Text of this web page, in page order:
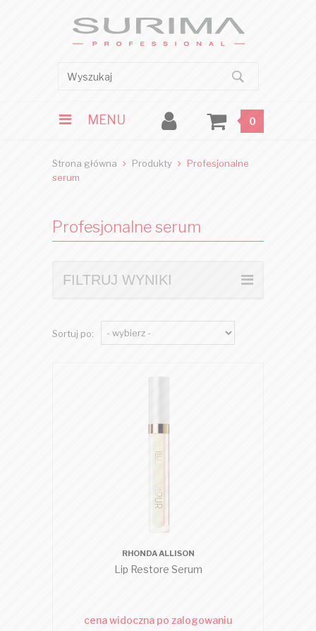
MENU 0
Strona główna Produkty
Profesjonalne
serum
Profesjonalne serum
FILTRUJ WYNIKI
Sortuj po:
RHONDA ALLISON
Lip Restore Serum
cena widoczna po zalogowaniu